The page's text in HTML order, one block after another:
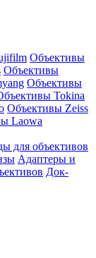
Объективы
Объективы
Объективы
Tokina
Объективы Zeiss
Laowa
для объективов
Адаптеры и
Док-